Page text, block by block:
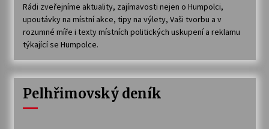
Rádi zveřejníme aktuality, zajímavosti nejen o Humpolci,
upoutávky na místní akce, tipy na výlety, Vaši tvorbu a v
rozumné míře i texty místních politických uskupení a reklamu
týkající se Humpolce.
Pelhřimovský deník